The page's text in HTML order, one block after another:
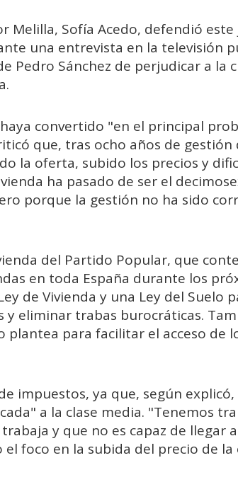
Melilla, Sofía Acedo, defendió este
una entrevista en la televisión
Pedro Sánchez de perjudicar a la
convertido "en el principal
que, tras ocho años de gestión
la oferta, subido los precios y
ha pasado de ser el
porque la gestión no ha sido
del Partido Popular, que
en toda España durante los
de Vivienda y una Ley del Suelo
eliminar trabas burocráticas.
para facilitar el acceso de
impuestos, ya que, según explicó,
a la clase media. "Tenemos
y que no es capaz de llegar
foco en la subida del precio de la